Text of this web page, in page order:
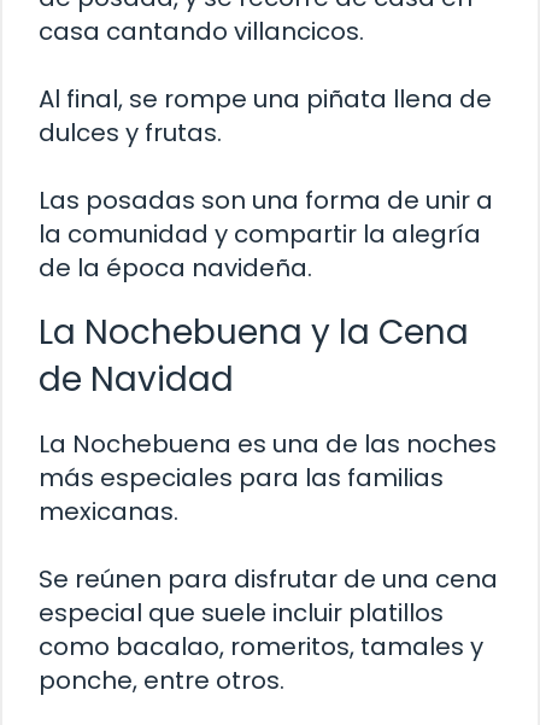
casa cantando villancicos.
Al final, se rompe una piñata llena de
dulces y frutas.
Las posadas son una forma de unir a
la comunidad y compartir la alegría
de la época navideña.
La Nochebuena y la Cena
de Navidad
La Nochebuena es una de las noches
más especiales para las familias
mexicanas.
Se reúnen para disfrutar de una cena
especial que suele incluir platillos
como bacalao, romeritos, tamales y
ponche, entre otros.